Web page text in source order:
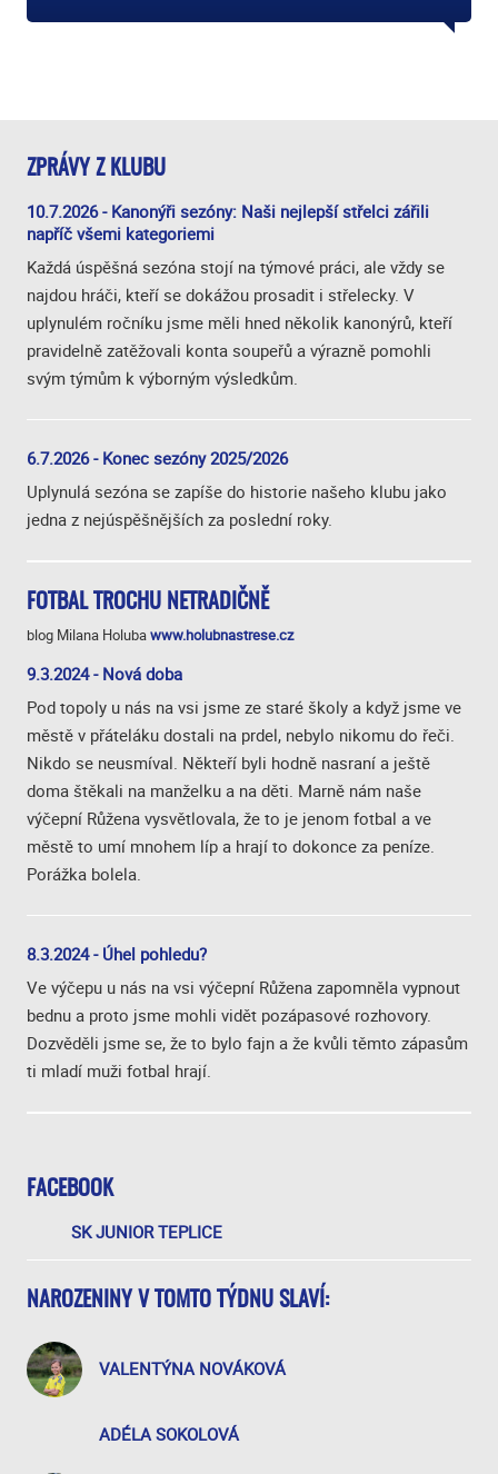
FACEBOOK
SK JUNIOR TEPLICE
NAROZENINY V TOMTO TÝDNU SLAVÍ:
VALENTÝNA NOVÁKOVÁ
ADÉLA SOKOLOVÁ
ZPRÁVY Z KLUBU
10.7.2026 - Kanonýři sezóny: Naši nejlepší střelci zářili
napříč všemi kategoriemi
Každá úspěšná sezóna stojí na týmové práci, ale vždy se
najdou hráči, kteří se dokážou prosadit i střelecky. V
uplynulém ročníku jsme měli hned několik kanonýrů, kteří
pravidelně zatěžovali konta soupeřů a výrazně pomohli
svým týmům k výborným výsledkům.
6.7.2026 - Konec sezóny 2025/2026
Uplynulá sezóna se zapíše do historie našeho klubu jako
jedna z nejúspěšnějších za poslední roky.
FOTBAL TROCHU NETRADIČNĚ
blog Milana Holubawww.holubnastrese.cz
9.3.2024 - Nová doba
Pod topoly u nás na vsi jsme ze staré školy a když jsme ve
městě v přáteláku dostali na prdel, nebylo nikomu do řeči.
Nikdo se neusmíval. Někteří byli hodně nasraní a ještě
doma štěkali na manželku a na děti. Marně nám naše
výčepní Růžena vysvětlovala, že to je jenom fotbal a ve
městě to umí mnohem líp a hrají to dokonce za peníze.
Porážka bolela.
8.3.2024 - Úhel pohledu?
Ve výčepu u nás na vsi výčepní Růžena zapomněla vypnout
bednu a proto jsme mohli vidět pozápasové rozhovory.
Dozvěděli jsme se, že to bylo fajn a že kvůli těmto zápasům
ti mladí muži fotbal hrají.